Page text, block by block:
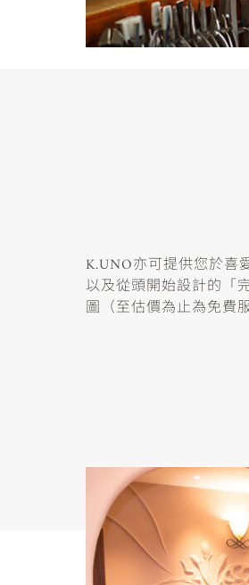
K.UNO亦可提供您於喜
以及從頭開始設計的「
圖（至估價為止為免費